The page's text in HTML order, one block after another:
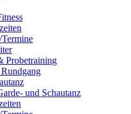
Probetraining
und Schautanz